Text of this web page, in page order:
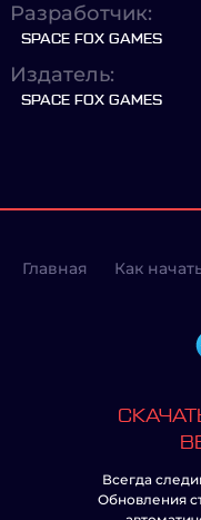
Разработчик:
SPACE FOX GAMES
Издатель:
SPACE FOX GAMES
Главная Как
Всегда
Обновления